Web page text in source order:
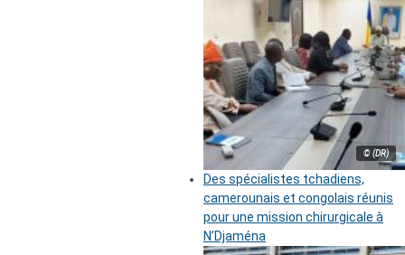
© (DR)
Des spécialistes tchadiens,
camerounais et congolais réunis
pour une mission chirurgicale à
N’Djaména